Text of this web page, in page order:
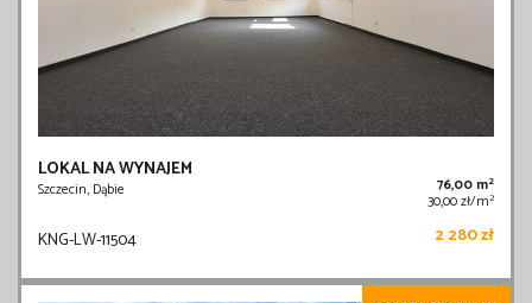
LOKAL NA WYNAJEM
Szczecin, Dąbie 76,00 m2
30,00 zł/m2
KNG-LW-11504 2 280 zł